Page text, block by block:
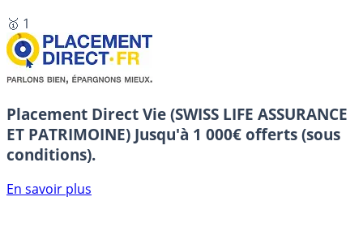
🥇 1
Placement Direct Vie (SWISS LIFE ASSURANCE
ET PATRIMOINE) Jusqu'à 1 000€ offerts (sous
conditions).
En savoir plus